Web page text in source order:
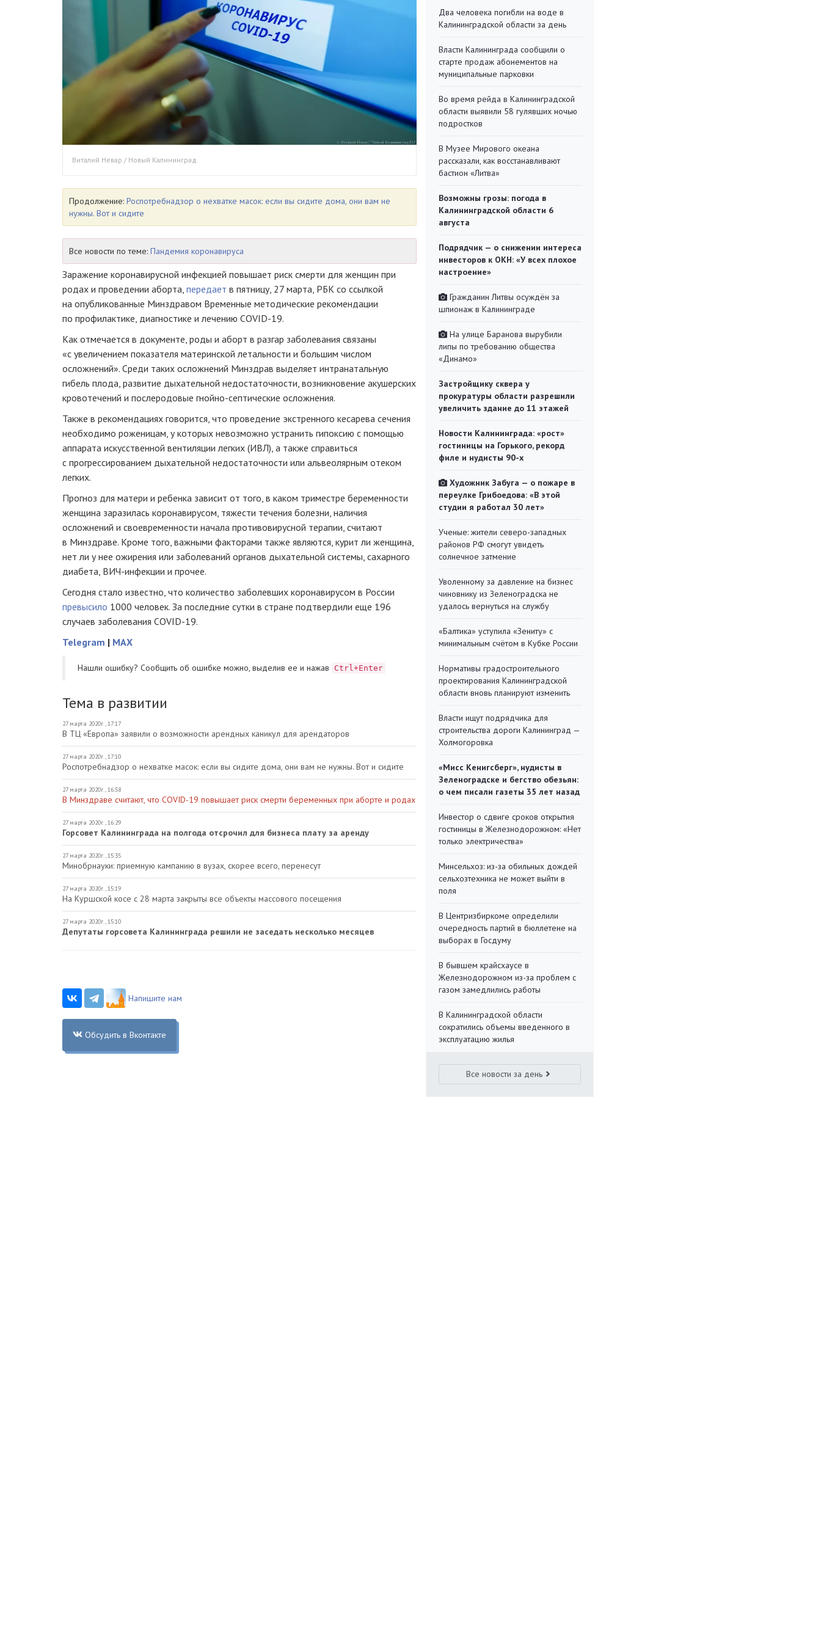
Виталий Невар / Новый Калининград
Продолжение: Роспотребнадзор о нехватке масок: если вы сидите дома, они вам не
нужны. Вот и сидите
Все новости по теме: Пандемия коронавируса
Заражение коронавирусной инфекцией повышает риск смерти для женщин при
родах и проведении аборта, передает в пятницу, 27 марта, РБК со ссылкой
на опубликованные Минздравом Временные методические рекомендации
по профилактике, диагностике и лечению COVID-19.
Как отмечается в документе, роды и аборт в разгар заболевания связаны
«с увеличением показателя материнской летальности и большим числом
осложнений». Среди таких осложнений Минздрав выделяет интранатальную
гибель плода, развитие дыхательной недостаточности, возникновение акушерских
кровотечений и послеродовые гнойно-септические осложнения.
Также в рекомендациях говорится, что проведение экстренного кесарева сечения
необходимо роженицам, у которых невозможно устранить гипоксию с помощью
аппарата искусственной вентиляции легких (ИВЛ), а также справиться
с прогрессированием дыхательной недостаточности или альвеолярным отеком
легких.
Прогноз для матери и ребенка зависит от того, в каком триместре беременности
женщина заразилась коронавирусом, тяжести течения болезни, наличия
осложнений и своевременности начала противовирусной терапии, считают
в Минздраве. Кроме того, важными факторами также являются, курит ли женщина,
нет ли у нее ожирения или заболеваний органов дыхательной системы, сахарного
диабета, ВИЧ-инфекции и прочее.
Сегодня стало известно, что количество заболевших коронавирусом в России
превысило 1000 человек. За последние сутки в стране подтвердили еще 196
случаев заболевания COVID-19.
Telegram | MAX
Нашли ошибку? Cообщить об ошибке можно, выделив ее и нажав Ctrl+Enter
Тема в развитии
27 марта 2020г., 17:17
В ТЦ «Европа» заявили о возможности арендных каникул для арендаторов
27 марта 2020г., 17:10
Роспотребнадзор о нехватке масок: если вы сидите дома, они вам не нужны. Вот и сидите
27 марта 2020г., 16:58
В Минздраве считают, что COVID-19 повышает риск смерти беременных при аборте и родах
27 марта 2020г., 16:29
Горсовет Калининграда на полгода отсрочил для бизнеса плату за аренду
27 марта 2020г., 15:35
Минобрнауки: приемную кампанию в вузах, скорее всего, перенесут
27 марта 2020г., 15:19
На Куршской косе с 28 марта закрыты все объекты массового посещения
27 марта 2020г., 15:10
Депутаты горсовета Калининграда решили не заседать несколько месяцев
Напишите нам
Обсудить в Вконтакте
Два человека погибли на воде в
Калининградской области за день
Власти Калининграда сообщили о
старте продаж абонементов на
муниципальные парковки
Во время рейда в Калининградской
области выявили 58 гулявших ночью
подростков
В Музее Мирового океана
рассказали, как восстанавливают
бастион «Литва»
Возможны грозы: погода в
Калининградской области 6
августа
Подрядчик — о снижении интереса
инвесторов к ОКН: «У всех плохое
настроение»
Гражданин Литвы осуждён за
шпионаж в Калининграде
На улице Баранова вырубили
липы по требованию общества
«Динамо»
Застройщику сквера у
прокуратуры области разрешили
увеличить здание до 11 этажей
Новости Калининграда: «рост»
гостиницы на Горького, рекорд
филе и нудисты 90-х
Художник Забуга — о пожаре в
переулке Грибоедова: «В этой
студии я работал 30 лет»
Ученые: жители северо-западных
районов РФ смогут увидеть
солнечное затмение
Уволенному за давление на бизнес
чиновнику из Зеленоградска не
удалось вернуться на службу
«Балтика» уступила «Зениту» с
минимальным счётом в Кубке России
Нормативы градостроительного
проектирования Калининградской
области вновь планируют изменить
Власти ищут подрядчика для
строительства дороги Калининград —
Холмогоровка
«Мисс Кенигсберг», нудисты в
Зеленоградске и бегство обезьян:
о чем писали газеты 35 лет назад
Инвестор о сдвиге сроков открытия
гостиницы в Железнодорожном: «Нет
только электричества»
Минсельхоз: из-за обильных дождей
сельхозтехника не может выйти в
поля
В Центризбиркоме определили
очередность партий в бюллетене на
выборах в Госдуму
В бывшем крайсхаусе в
Железнодорожном из-за проблем с
газом замедлились работы
В Калининградской области
сократились объемы введенного в
эксплуатацию жилья
Все новости за день